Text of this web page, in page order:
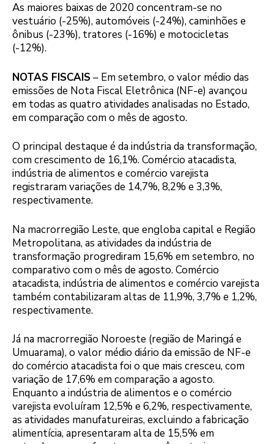
As maiores baixas de 2020 concentram-se no
vestuário (-25%), automóveis (-24%), caminhões e
ônibus (-23%), tratores (-16%) e motocicletas
(-12%).
NOTAS FISCAIS – Em setembro, o valor médio das
emissões de Nota Fiscal Eletrônica (NF-e) avançou
em todas as quatro atividades analisadas no Estado,
em comparação com o mês de agosto.
O principal destaque é da indústria da transformação,
com crescimento de 16,1%. Comércio atacadista,
indústria de alimentos e comércio varejista
registraram variações de 14,7%, 8,2% e 3,3%,
respectivamente.
Na macrorregião Leste, que engloba capital e Região
Metropolitana, as atividades da indústria de
transformação progrediram 15,6% em setembro, no
comparativo com o mês de agosto. Comércio
atacadista, indústria de alimentos e comércio varejista
também contabilizaram altas de 11,9%, 3,7% e 1,2%,
respectivamente.
Já na macrorregião Noroeste (região de Maringá e
Umuarama), o valor médio diário da emissão de NF-e
do comércio atacadista foi o que mais cresceu, com
variação de 17,6% em comparação a agosto.
Enquanto a indústria de alimentos e o comércio
varejista evoluíram 12,5% e 6,2%, respectivamente,
as atividades manufatureiras, excluindo a fabricação
alimentícia, apresentaram alta de 15,5% em